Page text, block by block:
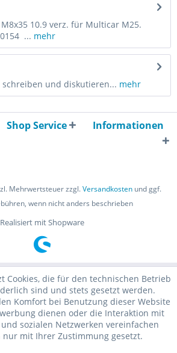
10.9 verz. für Multicar M25.
... mehr
schreiben und diskutieren... mehr
Shop Service Informationen
Mehrwertsteuer zzgl.Versandkosten und ggf.
wenn nicht anders beschrieben
Realisiert mit Shopware
Cookies, die für den technischen Betrieb
sind und stets gesetzt werden.
Komfort bei Benutzung dieser Website
dienen oder die Interaktion mit
sozialen Netzwerken vereinfachen
nur mit Ihrer Zustimmung gesetzt.